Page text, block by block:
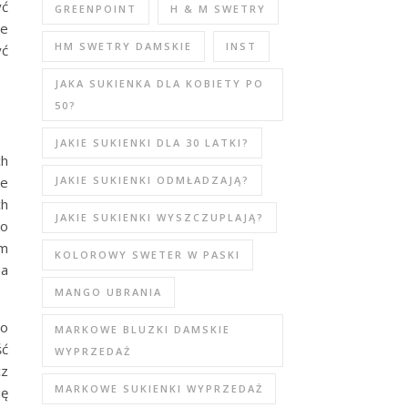
GREENPOINT H & M SWETRY
HM SWETRY DAMSKIE INST
JAKA SUKIENKA DLA KOBIETY PO
50?
JAKIE SUKIENKI DLA 30 LATKI?
JAKIE SUKIENKI ODMŁADZAJĄ?
JAKIE SUKIENKI WYSZCZUPLAJĄ?
KOLOROWY SWETER W PASKI
MANGO UBRANIA
MARKOWE BLUZKI DAMSKIE
WYPRZEDAŻ
MARKOWE SUKIENKI WYPRZEDAŻ